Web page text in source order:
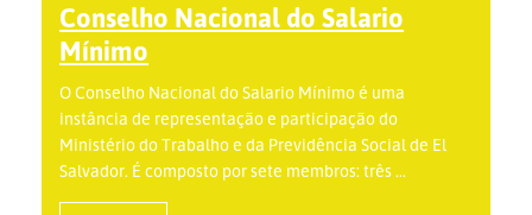
Conselho Nacional do Salario
Mínimo
O Conselho Nacional do Salario Mínimo é uma
instância de representação e participação do
Ministério do Trabalho e da Previdência Social de El
Salvador. É composto por sete membros: três ...